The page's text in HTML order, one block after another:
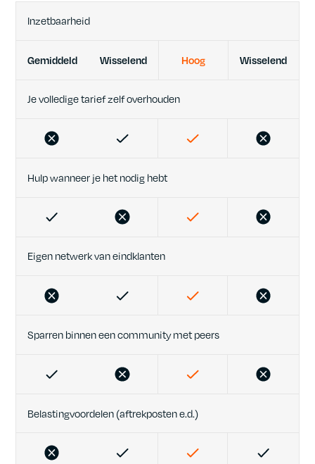
Inzetbaarheid
Gemiddeld Wisselend Hoog Wisselend
Je volledige tarief zelf overhouden
Hulp wanneer je het nodig hebt
Eigen netwerk van eindklanten
Sparren binnen een community met peers
Belastingvoordelen (aftrekposten e.d.)